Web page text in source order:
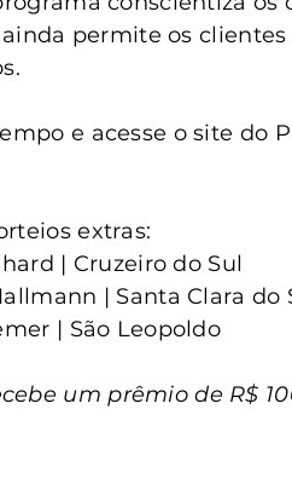
permite os
e acesse o site do
extras:
| Cruzeiro do Sul
| Santa Clara do
| São Leopoldo
um prêmio de R$